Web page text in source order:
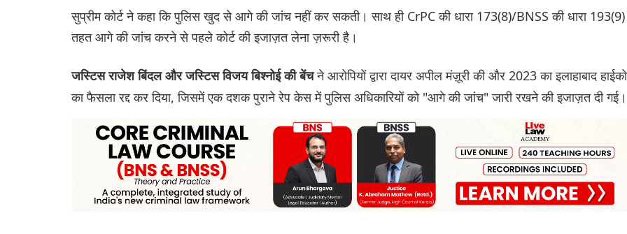
सुप्रीम कोर्ट ने कहा कि पुलिस खुद से आगे की जांच नहीं कर सकती। साथ ही CrPC की धारा 173(8)/BNSS की धारा
तहत आगे की जांच करने से पहले कोर्ट की इजाज़त लेना ज़रूरी है।
जस्टिस राजेश बिंदल और जस्टिस विजय बिश्नोई की बेंचने आरोपियों द्वारा दायर अपील मंज़ूरी की और 2023 का इलाहाबाद
का फैसला रद्द कर दिया, जिसमें एक दशक पुराने रेप केस में पुलिस अधिकारियों को "आगे की जांच" जारी रखने की इजाज़त दी गई।